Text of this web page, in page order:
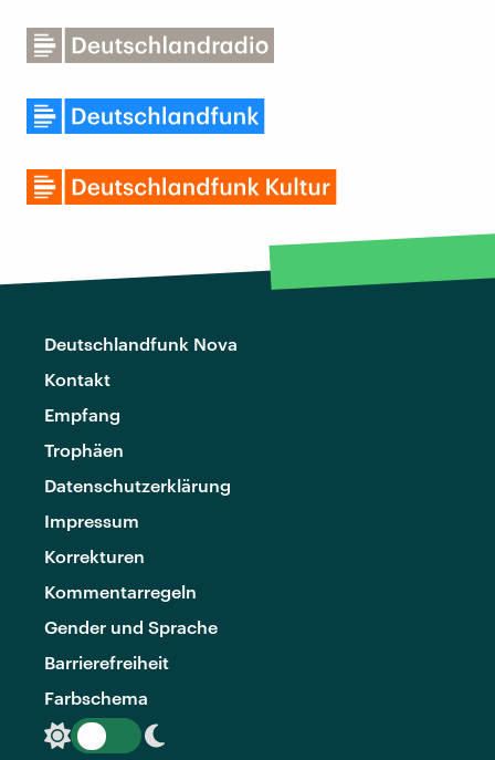
Deutschlandfunk Nova
Kontakt
Empfang
Trophäen
Datenschutzerklärung
Impressum
Korrekturen
Kommentarregeln
Gender und Sprache
Barrierefreiheit
Farbschema